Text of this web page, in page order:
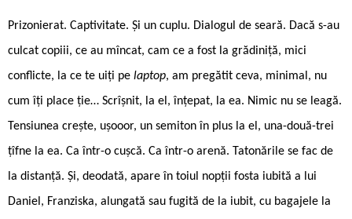
Prizonierat. Captivitate. Și un cuplu. Dialogul de seară. Dacă s-au
culcat copiii, ce au mîncat, cam ce a fost la grădiniță, mici
conflicte, la ce te uiți pe laptop, am pregătit ceva, minimal, nu
cum îți place ție… Scrîșnit, la el, înțepat, la ea. Nimic nu se leagă.
Tensiunea crește, ușooor, un semiton în plus la el, una-două-trei
țîfne la ea. Ca într-o cușcă. Ca într-o arenă. Tatonările se fac de
la distanță. Și, deodată, apare în toiul nopții fosta iubită a lui
Daniel, Franziska, alungată sau fugită de la iubit, cu bagajele la